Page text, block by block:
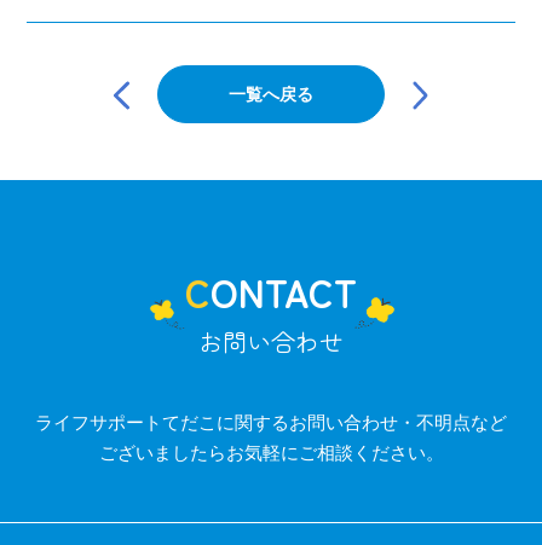
シ
一覧へ戻る
CONTACT
お問い合わせ
ライフサポートてだこに関するお問い合わせ・不明点など
ございましたらお気軽にご相談ください。